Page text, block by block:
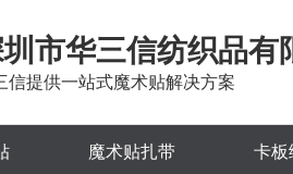
市华三信纺织品有
信提供一站式魔术贴解决方案
魔术贴扎带 卡板